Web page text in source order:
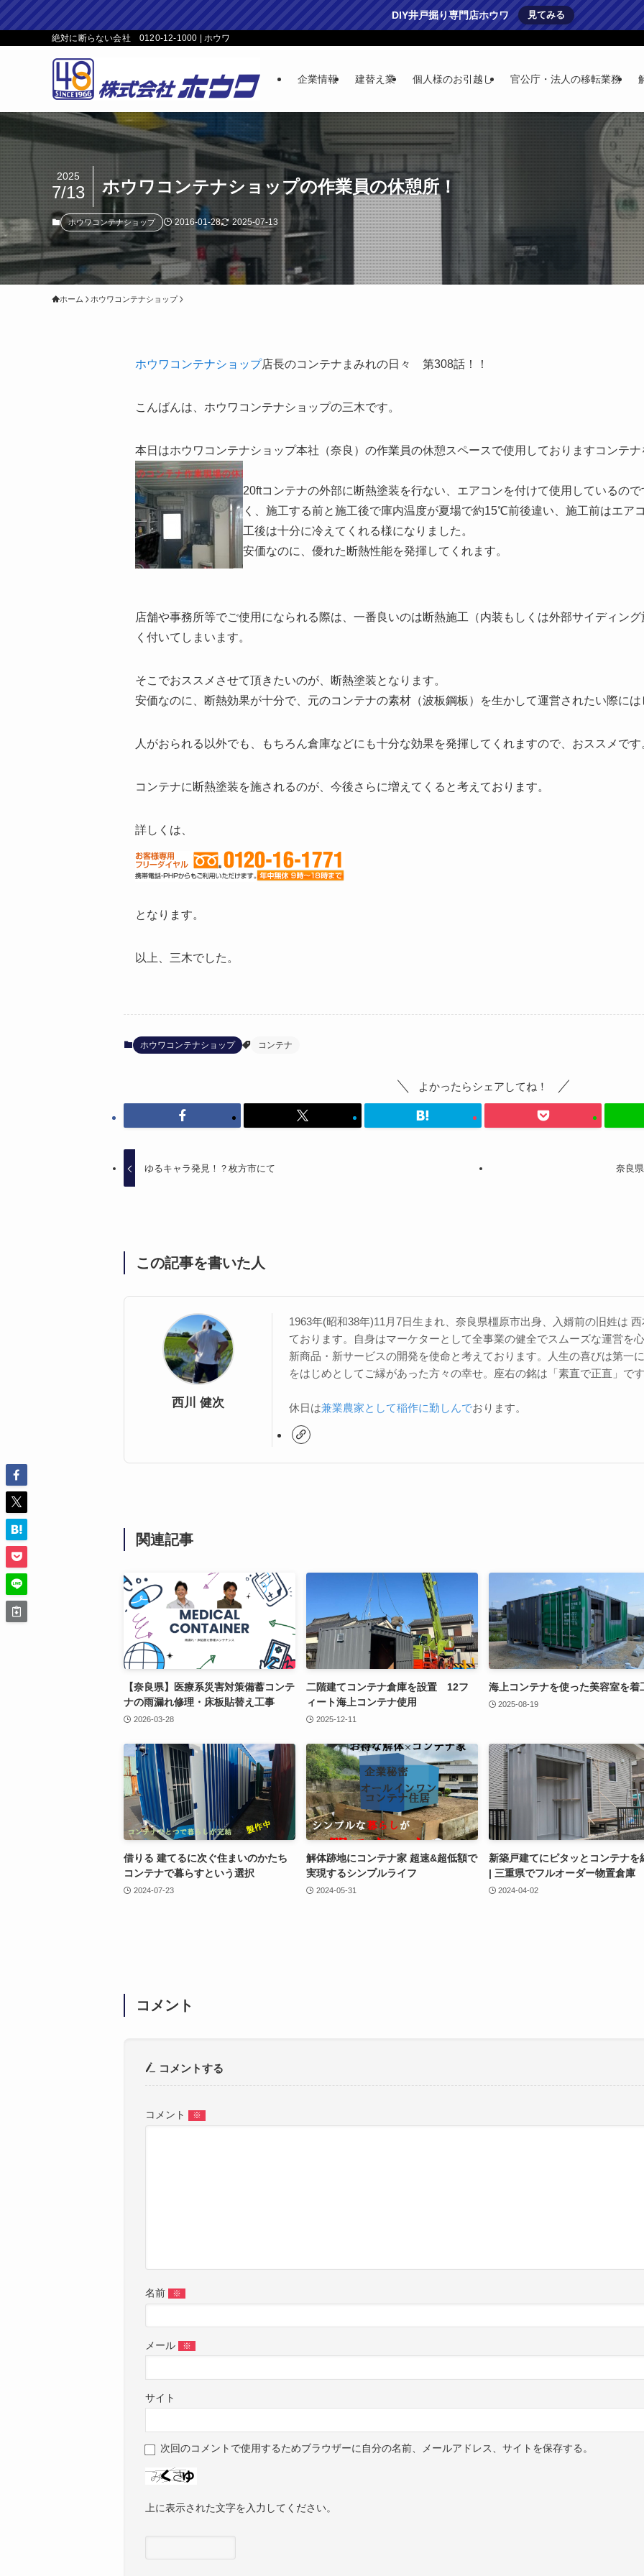
DIY井戸掘り専門店ホウワ 見てみる
絶対に断らない会社 0120-12-1000 | ホウワ
企業情報 建替え業 個人様のお引越し 官公庁・法人の移転業務
ホウワコンテナショップの作業員の休憩所！
2025
7/13
ホウワコンテナショップ 2016-01-28 2025-07-13
ホーム ホウワコンテナショップ
ホウワコンテナショップ店長のコンテナまみれの日々 第308話！！
こんばんは、ホウワコンテナショップの三木です。
本日はホウワコンテナショップ本社（奈良）の作業員の休憩スペースで使用しておりますコンテナ
20ftコンテナの外部に断熱塗装を行ない、エアコンを付けて使用しているの
く、施工する前と施工後で庫内温度が夏場で約15℃前後違い、施工前はエア
工後は十分に冷えてくれる様になりました。
安価なのに、優れた断熱性能を発揮してくれます。
店舗や事務所等でご使用になられる際は、一番良いのは断熱施工（内装もしくは外部サイディン
く付いてしまいます。
そこでおススメさせて頂きたいのが、断熱塗装となります。
安価なのに、断熱効果が十分で、元のコンテナの素材（波板鋼板）を生かして運営されたい際には
人がおられる以外でも、もちろん倉庫などにも十分な効果を発揮してくれますので、おススメです
コンテナに断熱塗装を施されるのが、今後さらに増えてくると考えております。
詳しくは、
となります。
以上、三木でした。
ホウワコンテナショップ コンテナ
よかったらシェアしてね！
ゆるキャラ発見！？枚方市にて 奈良
この記事を書いた人
西川 健次
1963年(昭和38年)11月7日生まれ、奈良県橿原市出身、入婿前の旧姓は
ております。自身はマーケターとして全事業の健全でスムーズな運営を
新商品・新サービスの開発を使命と考えております。人生の喜びは第一
をはじめとしてご縁があった方々の幸せ。座右の銘は「素直で正直」です
休日は兼業農家として稲作に勤しんでおります。
関連記事
【奈良県】医療系災害対策備蓄コンテ
ナの雨漏れ修理・床板貼替え工事
2026-03-28
二階建てコンテナ倉庫を設置 12フ
ィート海上コンテナ使用
2025-12-11
海上コンテナを使った美容室を着
2025-08-19
借りる 建てるに次ぐ住まいのかたち
コンテナで暮らすという選択
2024-07-23
解体跡地にコンテナ家 超速&超低額で
実現するシンプルライフ
2024-05-31
新築戸建てにピタッとコンテナを
| 三重県でフルオーダー物置倉庫
2024-04-02
コメント
コメントする
コメント ※
名前 ※
メール ※
サイト
次回のコメントで使用するためブラウザーに自分の名前、メールアドレス、サイトを保存する。
上に表示された文字を入力してください。